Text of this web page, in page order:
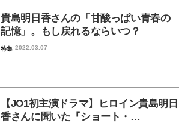
貴島明日香さんの「甘酸っぱい青春の
記憶」。もし戻れるならいつ？
特集 2022.03.07
【JO1初主演ドラマ】ヒロイン貴島明日
香さんに聞いた『ショート・…